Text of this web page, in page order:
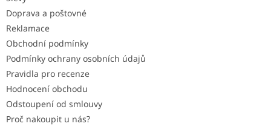
Doprava a poštovné
Reklamace
Obchodní podmínky
Podmínky ochrany osobních údajů
Pravidla pro recenze
Hodnocení obchodu
Odstoupení od smlouvy
Proč nakoupit u nás?